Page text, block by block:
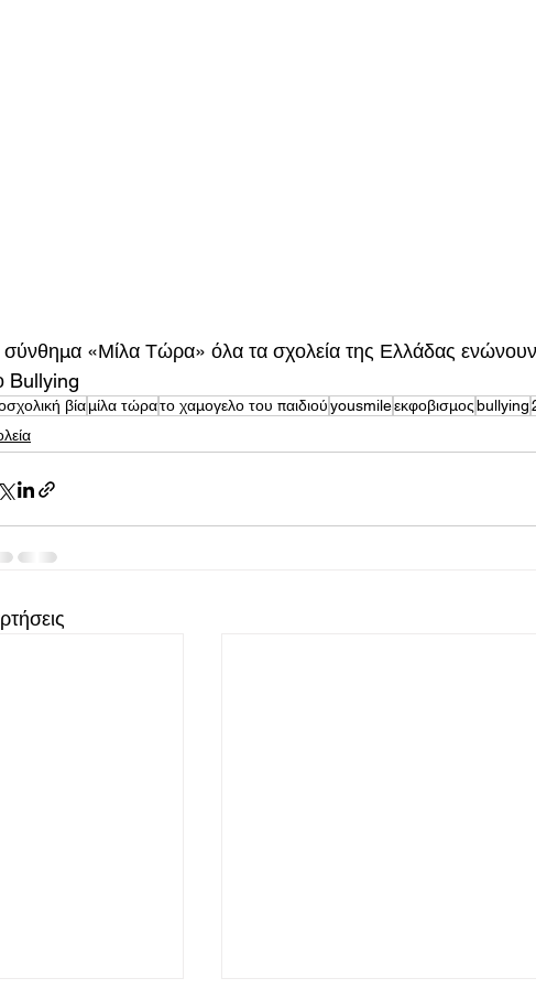
«Μίλα Τώρα» όλα τα σχολεία της Ελλάδας ενώνουν
Bullying
βίαμίλα τώρατο χαμογελο του παιδιούyousmileεκφοβισμοςbullying